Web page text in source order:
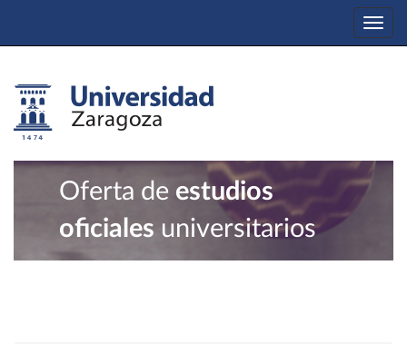
Oferta de estudios
oficiales universitarios